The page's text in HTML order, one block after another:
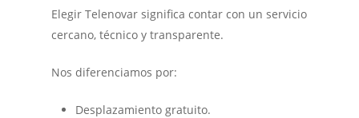
Elegir Telenovar significa contar con un servicio
cercano, técnico y transparente.
Nos diferenciamos por:
Desplazamiento gratuito.